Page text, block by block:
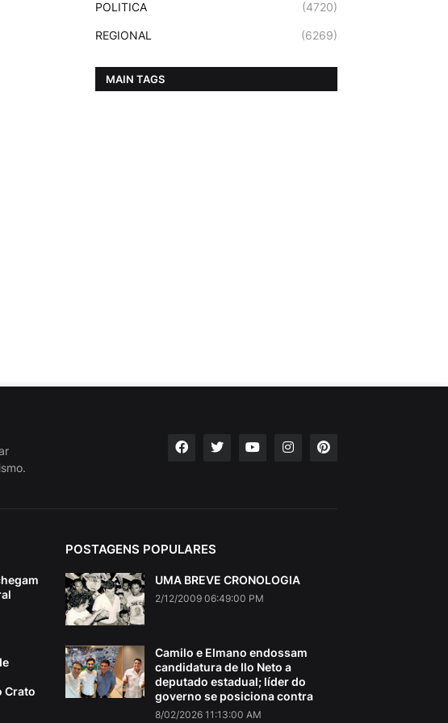
POLITICA (4720)
REGIONAL (6269)
MAIN TAGS
Crato
POSTAGENS POPULARES
UMA BREVE CRONOLOGIA
2/12/2009 06:49:00 PM
Camilo e Elmano endossam
candidatura de Ilo Neto a
deputado estadual; líder do
governo se posiciona contra
8/02/2026 11:13:00 AM